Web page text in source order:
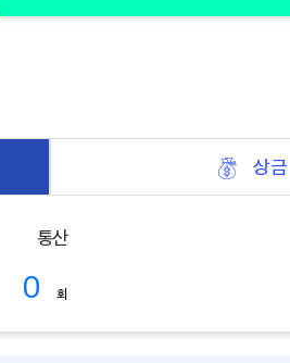
상금
통산
0 회